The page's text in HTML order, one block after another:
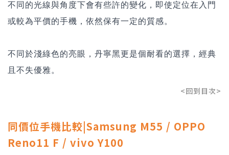
不同的光線與角度下會有些許的變化，即使定位在入門
或較為平價的手機，依然保有一定的質感。
不同於淺綠色的亮眼，丹寧黑更是個耐看的選擇，經典
且不失優雅。
<回到目次>
同價位手機比較|Samsung M55 / OPPO
Reno11 F / vivo Y100